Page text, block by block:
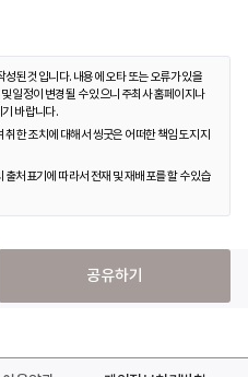
된 것입니다. 내용에 오타 또는 오류가 있을
일정이 변경될 수 있으니 주최사 홈페이지나
바랍니다.
한 조치에 대해서 씽굿은 어떠한 책임도 지지
표기에 따라서 전재 및 재배포를 할 수 있습
공유하기